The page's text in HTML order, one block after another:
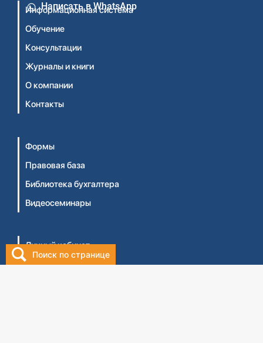
Поиск по странице
Написать в WhatsApp
Информационная система
Обучение
Консультации
Журналы и книги
О компании
Контакты
Формы
Правовая база
Библиотека бухгалтера
Видеосеминары
Личный кабинет
Интернет-магазин